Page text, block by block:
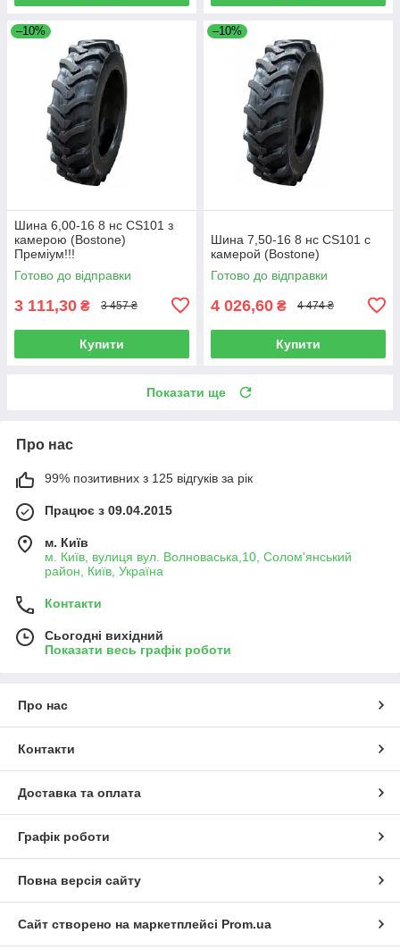
–10%
Шина 6,00-16 8 нс CS101 з
камерою (Bostone)
Преміум!!!
Готово до відправки
3 111,30 ₴ 3 457 ₴
Купити
–10%
Шина 7,50-16 8 нс CS101 с
камерой (Bostone)
Готово до відправки
4 026,60 ₴ 4 474 ₴
Купити
Показати ще
Про нас
99% позитивних з 125 відгуків за рік
Працює з 09.04.2015
м. Київ
м. Київ, вулиця вул. Волноваська,10, Солом'янський
район, Київ, Україна
Контакти
Сьогодні вихідний
Показати весь графік роботи
Про нас
Контакти
Доставка та оплата
Графік роботи
Повна версія сайту
Сайт створено на маркетплейсі Prom.ua